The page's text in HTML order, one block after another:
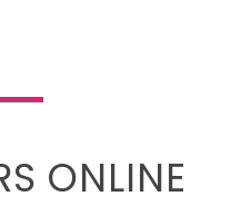
ONLINE